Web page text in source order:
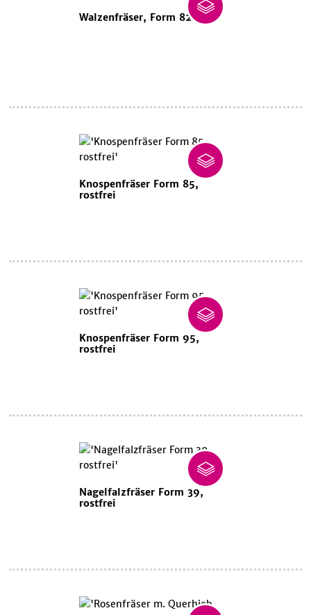
Walzenfräser, Form 82
Knospenfräser Form 85,
rostfrei
Knospenfräser Form 95,
rostfrei
Nagelfalzfräser Form 39,
rostfrei